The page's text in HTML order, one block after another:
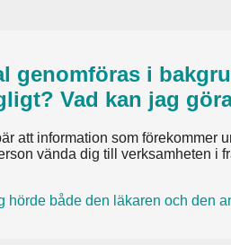
genomföras i
Vad kan jag
att information som förekommer
vända dig till verksamheten i
både den läkaren och den